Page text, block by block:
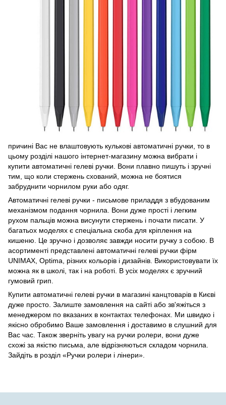
причині Вас не влаштовують кулькові автоматичні ручки, то в
цьому розділі нашого інтернет-магазину можна вибрати і
купити автоматичні гелеві ручки. Вони плавно пишуть і зручні
тим, що коли стержень схований, можна не боятися
забруднити чорнилом руки або одяг.
Автоматичні гелеві ручки - письмове приладдя з вбудованим
механізмом подання чорнила. Вони дуже прості і легким
рухом пальців можна висунути стержень і почати писати. У
багатьох моделях є спеціальна скоба для кріплення на
кишеню. Це зручно і дозволяє завжди носити ручку з собою. В
асортименті представлені автоматичні гелеві ручки фірм
UNIMAX, Optima, різних кольорів і дизайнів. Використовувати їх
можна як в школі, так і на роботі. В усіх моделях є зручний
гумовий грип.
Купити автоматичні гелеві ручки в магазині канцтоварів в Києві
дуже просто. Залиште замовлення на сайті або зв'яжіться з
менеджером по вказаних в контактах телефонах. Ми швидко і
якісно обробимо Ваше замовлення і доставимо в слушний для
Вас час. Також зверніть увагу на ручки ролери, вони дуже
схожі за якістю письма, але відрізняються складом чорнила.
Зайдіть в розділ «Ручки ролери і лінери».